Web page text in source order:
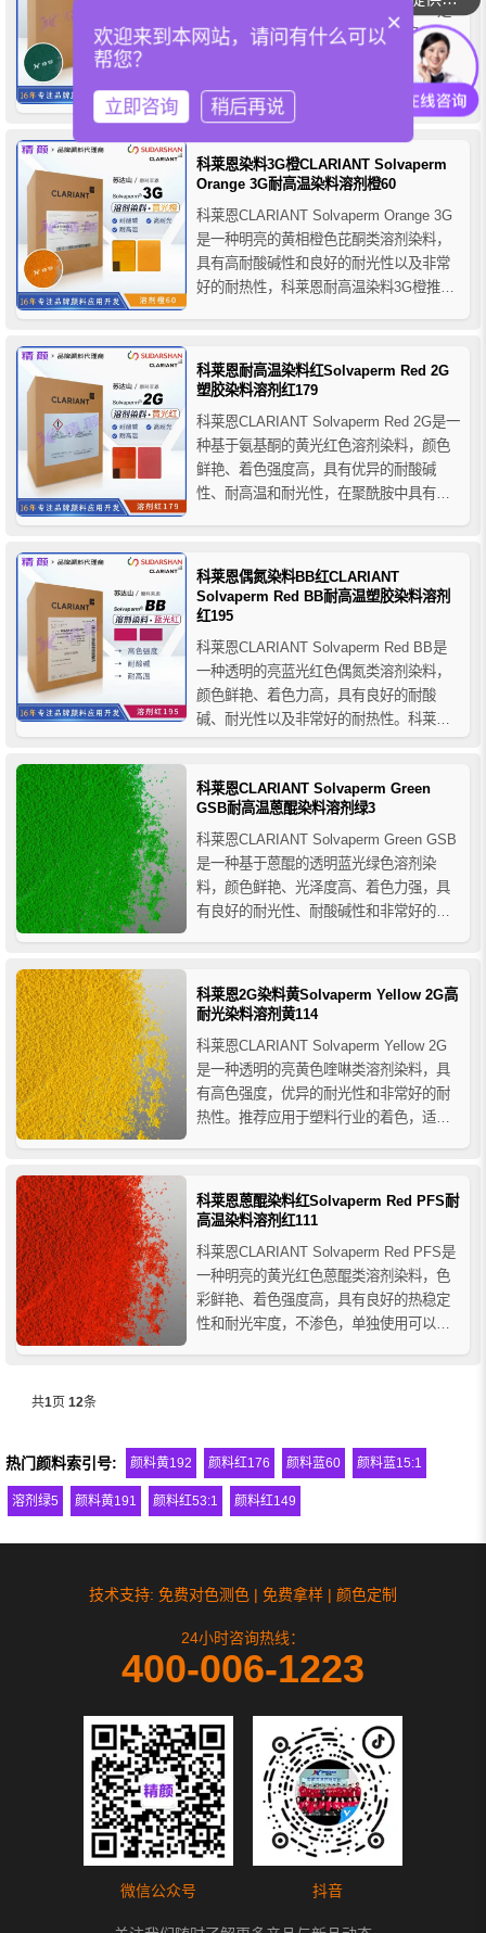
科莱恩CLARIANT Solvaperm Green G是
一种鲜艳的亮绿色蒽醌溶剂染料，色光呈
黄相绿色，色泽鲜艳、着色力高，具有耐
碱，耐酸和良好的耐光性以及非常好的耐
热性。科莱恩耐高温蒽醌染料绿G主要用
于塑料、树脂以及各种聚合物的着色应
用。
科莱恩染料3G橙CLARIANT Solvaperm
Orange 3G耐高温染料溶剂橙60
科莱恩CLARIANT Solvaperm Orange 3G
是一种明亮的黄相橙色芘酮类溶剂染料，
具有高耐酸碱性和良好的耐光性以及非常
好的耐热性，科莱恩耐高温染料3G橙推荐
烯、ABS 树脂、有机玻璃等，也可用于涤
纶纤维原浆的着色。
科莱恩耐高温染料红Solvaperm Red 2G
塑胶染料溶剂红179
科莱恩CLARIANT Solvaperm Red 2G是一
种基于氨基酮的黄光红色溶剂染料，颜色
鲜艳、着色强度高，具有优异的耐酸碱
性、耐高温和耐光性，在聚酰胺中具有非
PET纤维和PET拉伸吹塑成型的适用性有
限。
科莱恩偶氮染料BB红CLARIANT
Solvaperm Red BB耐高温塑胶染料溶剂
红195
科莱恩CLARIANT Solvaperm Red BB是
一种透明的亮蓝光红色偶氮类溶剂染料，
颜色鲜艳、着色力高，具有良好的耐酸
碱、耐光性以及非常好的耐热性。科莱恩
PET、PET纤维、PET拉伸吹塑、PBT、
PVC-R和PMMA等聚合物的着色。...
科莱恩CLARIANT Solvaperm Green
GSB耐高温蒽醌染料溶剂绿3
科莱恩CLARIANT Solvaperm Green GSB
是一种基于蒽醌的透明蓝光绿色溶剂染
料，颜色鲜艳、光泽度高、着色力强，具
有良好的耐光性、耐酸碱性和非常好的热
日用塑料、有机玻璃、PVC包装材料、有
色母粒等产品的着色。适用于PS 、SA...
科莱恩2G染料黄Solvaperm Yellow 2G高
耐光染料溶剂黄114
科莱恩CLARIANT Solvaperm Yellow 2G
是一种透明的亮黄色喹啉类溶剂染料，具
有高色强度，优异的耐光性和非常好的耐
热性。推荐应用于塑料行业的着色，适用
科莱恩蒽醌染料红Solvaperm Red PFS耐
高温染料溶剂红111
科莱恩CLARIANT Solvaperm Red PFS是
一种明亮的黄光红色蒽醌类溶剂染料，色
彩鲜艳、着色强度高，具有良好的热稳定
性和耐光牢度，不渗色，单独使用可以给
共1页 12条
热门颜料索引号: 颜料黄192 颜料红176 颜料蓝60 颜料蓝15:1
溶剂绿5 颜料黄191 颜料红53:1 颜料红149
技术支持: 免费对色测色 | 免费拿样 | 颜色定制
24小时咨询热线：
400-006-1223
微信公众号 抖音
你们可以提供配色服务吗？
×
欢迎来到本网站，请问有什么可以
帮您？
立即咨询 稍后再说